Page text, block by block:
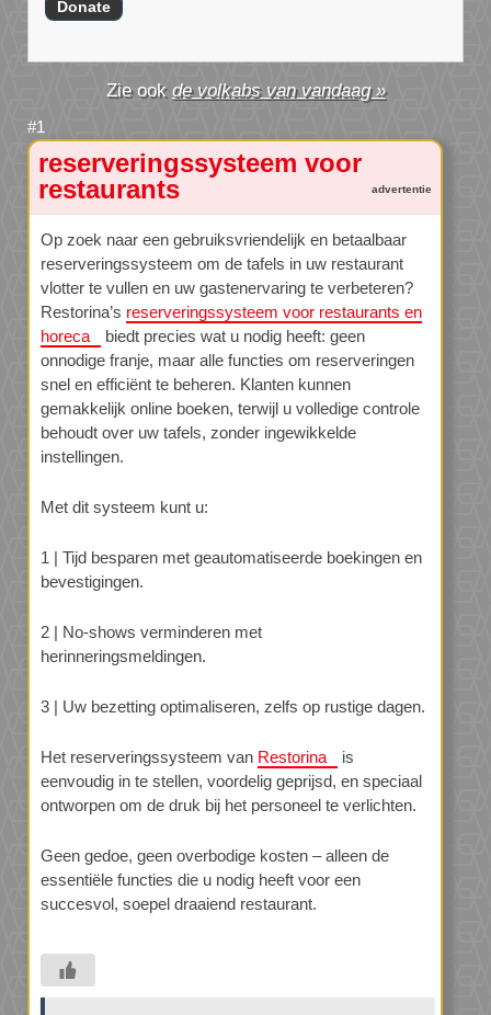
de volkabs van vandaag »
reserveringssysteem voor
restaurants
Op zoek naar een gebruiksvriendelijk en betaalbaar
reserveringssysteem om de tafels in uw restaurant
vlotter te vullen en uw gastenervaring te verbeteren?
Restorina’s reserveringssysteem voor restaurants en
horeca
biedt precies wat u nodig heeft: geen
onnodige franje, maar alle functies om reserveringen
snel en efficiënt te beheren. Klanten kunnen
gemakkelijk online boeken, terwijl u volledige controle
behoudt over uw tafels, zonder ingewikkelde
instellingen.
Met dit systeem kunt u:
1 | Tijd besparen met geautomatiseerde boekingen en
bevestigingen.
2 | No-shows verminderen met
herinneringsmeldingen.
3 | Uw bezetting optimaliseren, zelfs op rustige dagen.
Het reserveringssysteem van Restorina
is
eenvoudig in te stellen, voordelig geprijsd, en speciaal
ontworpen om de druk bij het personeel te verlichten.
Geen gedoe, geen overbodige kosten – alleen de
essentiële functies die u nodig heeft voor een
succesvol, soepel draaiend restaurant.